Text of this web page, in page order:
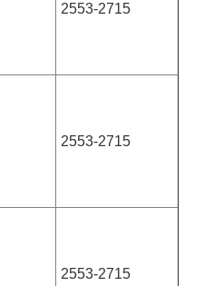
2553-2715
2553-2715
2553-2715